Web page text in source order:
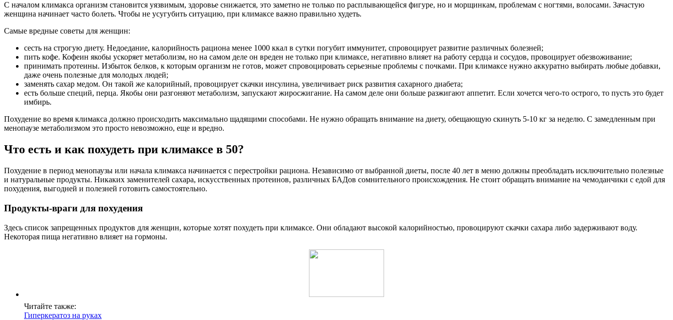
С началом климакса организм становится уязвимым, здоровье снижается, это заметно не только по расплывающейся фигуре, но и морщинкам, проблемам с ногтями, волосами. Зачастую
женщина начинает часто болеть. Чтобы не усугубить ситуацию, при климаксе важно правильно худеть.
Самые вредные советы для женщин:
сесть на строгую диету. Недоедание, калорийность рациона менее 1000 ккал в сутки погубит иммунитет, спровоцирует развитие различных болезней;
пить кофе. Кофеин якобы ускоряет метаболизм, но на самом деле он вреден не только при климаксе, негативно влияет на работу сердца и сосудов, провоцирует обезвоживание;
принимать протеины. Избыток белков, к которым организм не готов, может спровоцировать серьезные проблемы с почками. При климаксе нужно аккуратно выбирать любые добавки,
даже очень полезные для молодых людей;
заменять сахар медом. Он такой же калорийный, провоцирует скачки инсулина, увеличивает риск развития сахарного диабета;
есть больше специй, перца. Якобы они разгоняют метаболизм, запускают жиросжигание. На самом деле они больше разжигают аппетит. Если хочется чего-то острого, то пусть это будет
имбирь.
Похудение во время климакса должно происходить максимально щадящими способами. Не нужно обращать внимание на диету, обещающую скинуть 5-10 кг за неделю. С замедленным при
менопаузе метаболизмом это просто невозможно, еще и вредно.
Что есть и как похудеть при климаксе в 50?
Похудение в период менопаузы или начала климакса начинается с перестройки рациона. Независимо от выбранной диеты, после 40 лет в меню должны преобладать исключительно полезные
и натуральные продукты. Никаких заменителей сахара, искусственных протеинов, различных БАДов сомнительного происхождения. Не стоит обращать внимание на чемоданчики с едой для
похудения, выгодней и полезней готовить самостоятельно.
Продукты-враги для похудения
Здесь список запрещенных продуктов для женщин, которые хотят похудеть при климаксе. Они обладают высокой калорийностью, провоцируют скачки сахара либо задерживают воду.
Некоторая пища негативно влияет на гормоны.
Читайте также:
Гиперкератоз на руках